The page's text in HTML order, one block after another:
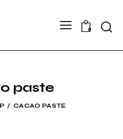
0
paste
CACAO PASTE